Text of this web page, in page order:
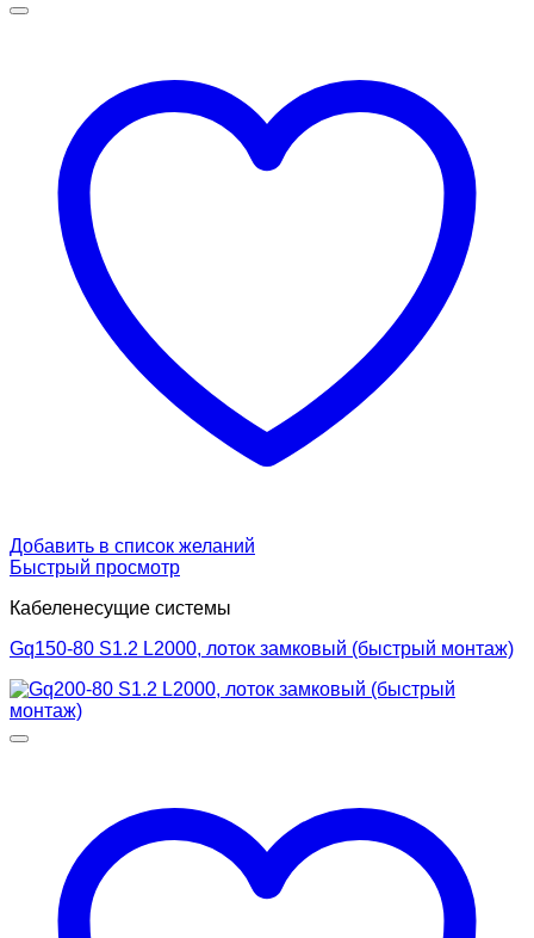
Добавить в список желаний
Быстрый просмотр
Кабеленесущие системы
Gq150-80 S1.2 L2000, лоток замковый (быстрый монтаж)